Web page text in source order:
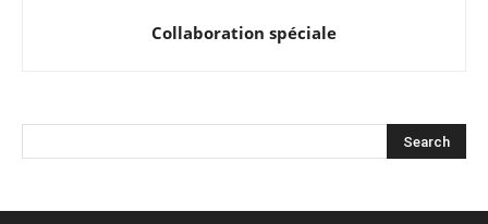
Collaboration spéciale